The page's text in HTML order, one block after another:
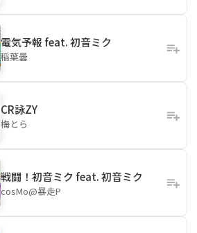
電気予報 feat. 初音ミク
稲葉曇
CR詠ZY
梅とら
戦闘！初音ミク feat. 初音ミク
cosMo@暴走P